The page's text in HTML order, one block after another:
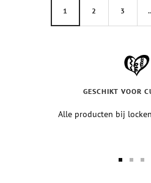
1 2 3
GESCHIKT VOOR
Alle producten bij